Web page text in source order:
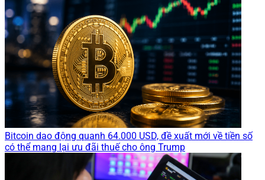
Bitcoin dao động quanh 64.000 USD, đề xuất mới về tiền số
có thể mang lại ưu đãi thuế cho ông Trump